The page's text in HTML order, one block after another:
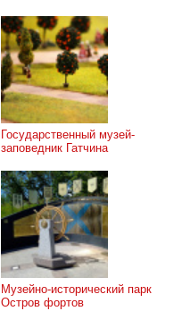
Государственный музей-
заповедник Гатчина
Музейно-исторический парк
Остров фортов